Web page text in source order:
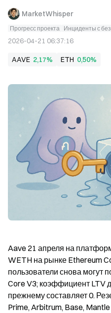
MarketWhisper
Прогресс проекта Инциденты с
2026-04-21 06:37:16
AAVE 2,17% ETH 0,50%
Aave 21 апреля на
WETH на рынке Ethereum
пользователи снова могут
Core V3; коэффициент LTV
прежнему составляет 0.
Prime, Arbitrum, Base,